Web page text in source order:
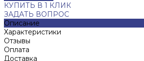
КУПИТЬ В 1 КЛИК
ЗАДАТЬ ВОПРОС
Описание
Характеристики
Отзывы
Оплата
Доставка